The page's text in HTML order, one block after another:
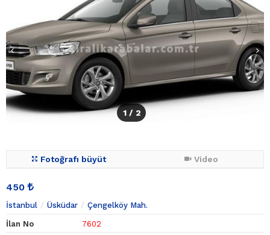
1 / 2
Fotoğrafı büyüt Video
450
İstanbul Üsküdar Çengelköy Mah.
İlan No
7602